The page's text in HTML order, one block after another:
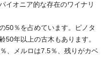
イオニア的な存在のワイナリ
50％を占めています。ピノタ
50年以上の古木もあります。
、メルロは7.5％、残りがカベ